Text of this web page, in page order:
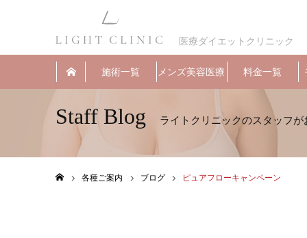
医療ダイエットクリニック
施術一覧 メンズ美容医療 料金一覧
Staff Blog
各種ご案内 ブログ ピュアフローキャンペーン